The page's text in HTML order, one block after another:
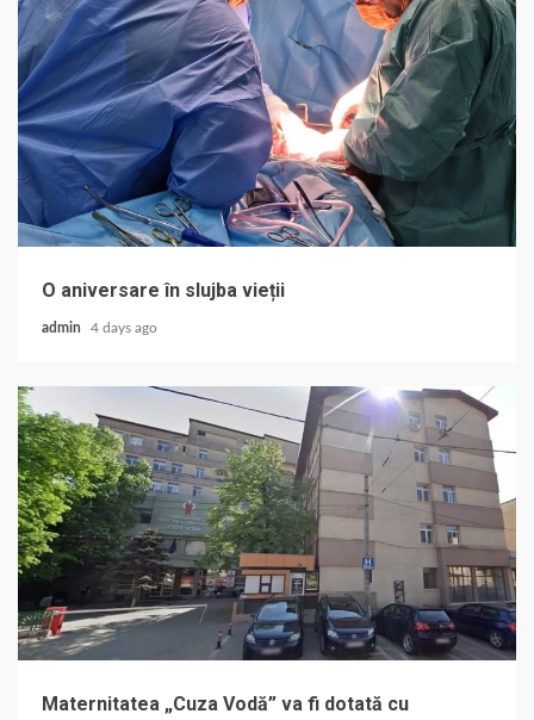
O aniversare în slujba vieții
admin 4 days ago
Maternitatea „Cuza Vodă” va fi dotată cu